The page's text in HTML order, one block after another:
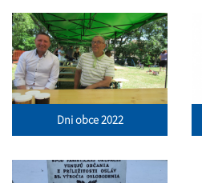
Dni obce 2022